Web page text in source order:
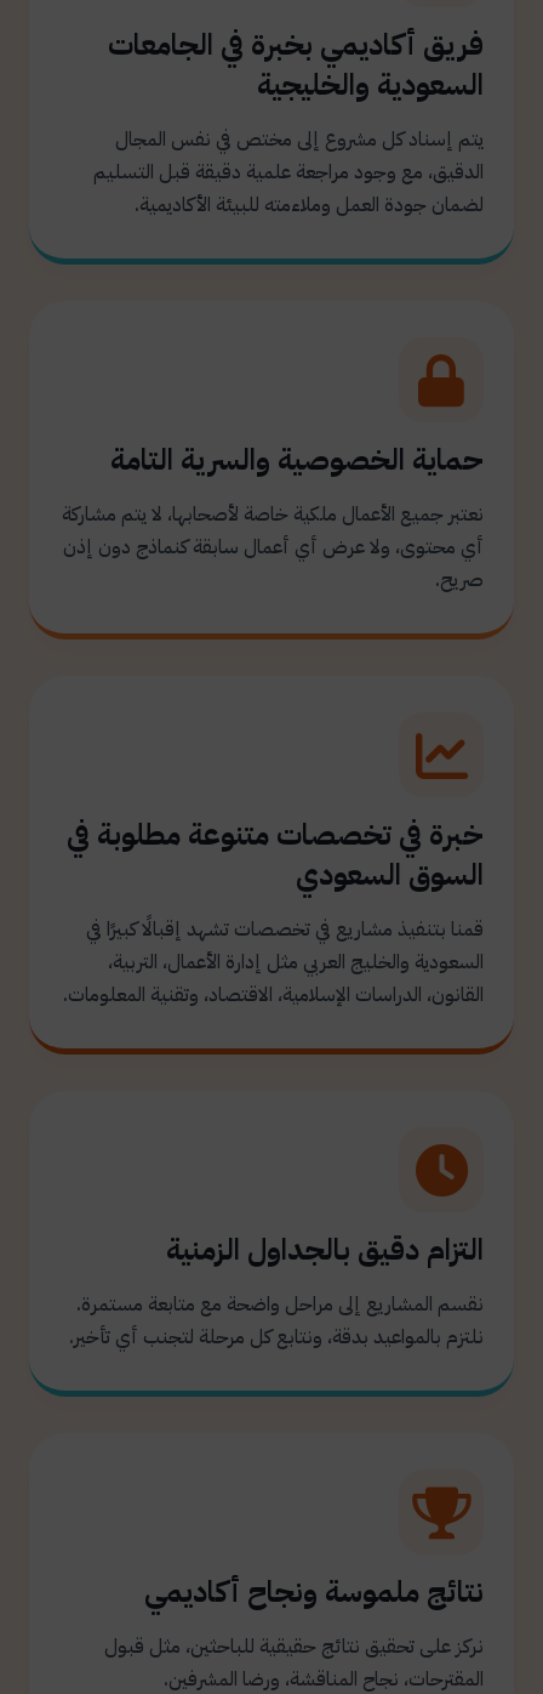
فريق أكاديمي بخبرة في الجامعات
السعودية والخليجية
يتم إسناد كل مشروع إلى مختص في نفس المجال
الدقيق، مع وجود مراجعة علمية دقيقة قبل التسليم
لضمان جودة العمل وملاءمته للبيئة الأكاديمية.
حماية الخصوصية والسرية التامة
نعتبر جميع الأعمال ملكية خاصة لأصحابها، لا يتم مشاركة
أي محتوى، ولا عرض أي أعمال سابقة كنماذج دون إذن
صريح.
خبرة في تخصصات متنوعة مطلوبة في
السوق السعودي
قمنا بتنفيذ مشاريع في تخصصات تشهد إقبالًا كبيرًا في
السعودية والخليج العربي مثل إدارة الأعمال، التربية،
القانون، الدراسات الإسلامية، الاقتصاد، وتقنية المعلومات.
التزام دقيق بالجداول الزمنية
نقسم المشاريع إلى مراحل واضحة مع متابعة مستمرة.
نلتزم بالمواعيد بدقة، ونتابع كل مرحلة لتجنب أي تأخير.
نتائج ملموسة ونجاح أكاديمي
نركز على تحقيق نتائج حقيقية للباحثين، مثل قبول
المقترحات، نجاح المناقشة، ورضا المشرفين.